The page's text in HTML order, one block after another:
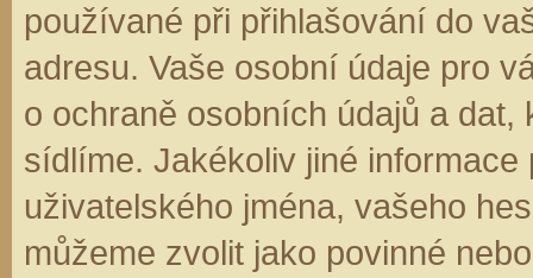
používané při přihlašování do
adresu. Vaše osobní údaje pro
o ochraně osobních údajů a
sídlíme. Jakékoliv jiné informace
uživatelského jména, vašeho
můžeme zvolit jako povinné